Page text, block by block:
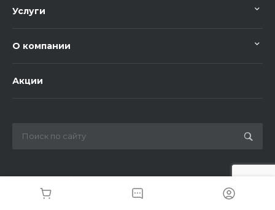
Услуги
О компании
Акции
Разработка и поддержка сайта Kamensky-lab